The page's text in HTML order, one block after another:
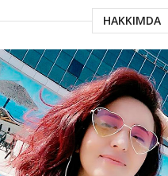
HAKKIMDA